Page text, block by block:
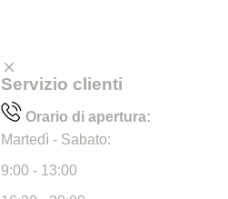
clear
Servizio clienti
Orario di apertura:
Martedì - Sabato:
9:00 - 13:00